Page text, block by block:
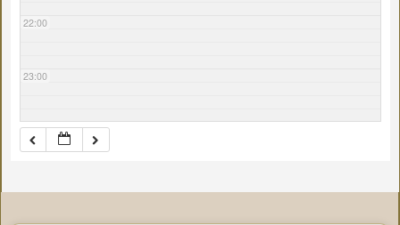
22:00
23:00